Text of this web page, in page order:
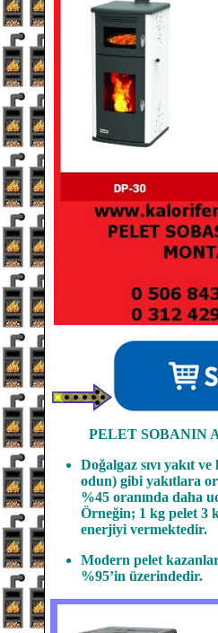
PELET SOBANIN
Doğalgaz sıvı yakıt
odun) gibi yakıtlara
%45 oranında daha
Örneğin; 1 kg pelet 3
enerjiyi vermektedir.
Modern pelet
%95’in üzerindedir.